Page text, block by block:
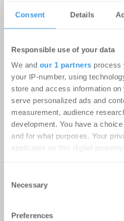
Consent Details
Responsible use of your data
We and our 1 partners process
your IP-number, using
store and access information
serve personalized ads and
measurement, audience
development. You have a
and for what purposes. Your
applicable on this digital
the Privacy trigger icon.
Find out more about how your
and set your preferences in the
Selection
Necessary
Preferences
registriert, erstellen Sie sich
kostenlosen Account, um auf
Instone Group:
Nachfrageerholung